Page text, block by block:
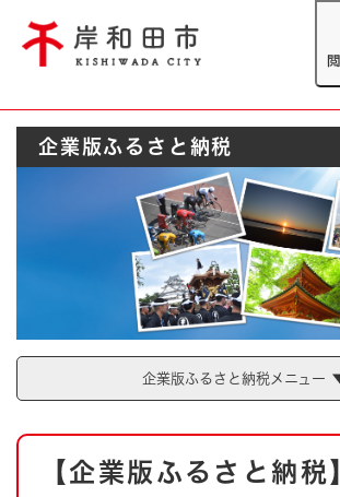
閲
助
Foreign language
標準 拡大
黒 青
とじる
防災・緊急情報
ハザードマップ AED設
とじる
企業版ふるさと納税
企業版ふるさと納税メニュー
本
【企業版ふるさと納税